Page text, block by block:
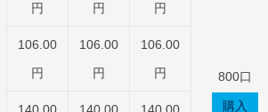
円
円
円
800口
購入
106.00
円
106.00
円
106.00
円